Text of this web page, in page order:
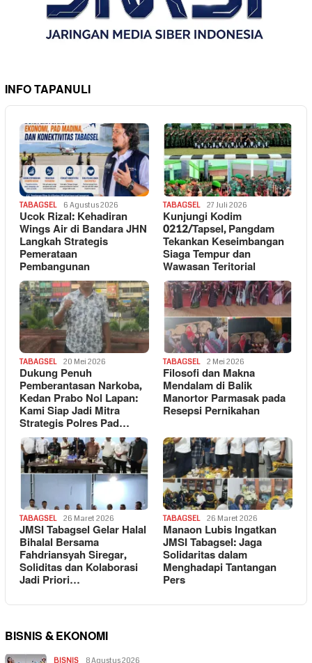
INFO TAPANULI
TABAGSEL 6 Agustus 2026
Ucok Rizal: Kehadiran
Wings Air di Bandara JHN
Langkah Strategis
Pemerataan
Pembangunan
TABAGSEL 27 Juli 2026
Kunjungi Kodim
0212/Tapsel, Pangdam
Tekankan Keseimbangan
Siaga Tempur dan
Wawasan Teritorial
TABAGSEL 20 Mei 2026
Dukung Penuh
Pemberantasan Narkoba,
Kedan Prabo Nol Lapan:
Kami Siap Jadi Mitra
Strategis Polres Pad…
TABAGSEL 2 Mei 2026
Filosofi dan Makna
Mendalam di Balik
Manortor Parmasak pada
Resepsi Pernikahan
TABAGSEL 26 Maret 2026
JMSI Tabagsel Gelar Halal
Bihalal Bersama
Fahdriansyah Siregar,
Soliditas dan Kolaborasi
Jadi Priori…
TABAGSEL 26 Maret 2026
Manaon Lubis Ingatkan
JMSI Tabagsel: Jaga
Solidaritas dalam
Menghadapi Tantangan
Pers
BISNIS & EKONOMI
BISNIS 8 Agustus 2026